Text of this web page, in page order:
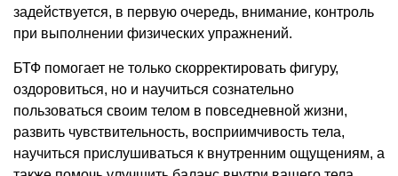
задействуется, в первую очередь, внимание, контроль
при выполнении физических упражнений.
БТФ помогает не только скорректировать фигуру,
оздоровиться, но и научиться сознательно
пользоваться своим телом в повседневной жизни,
развить чувствительность, восприимчивость тела,
научиться прислушиваться к внутренним ощущениям, а